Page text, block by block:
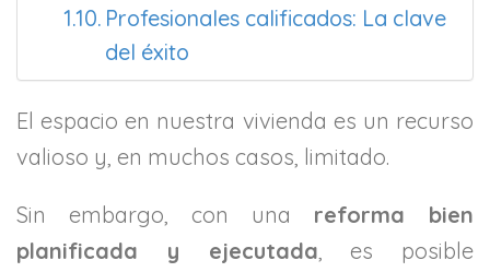
Profesionales calificados: La clave
del éxito
El espacio en nuestra vivienda es un recurso
valioso y, en muchos casos, limitado.
Sin embargo, con una reforma bien
planificada y ejecutada, es posible